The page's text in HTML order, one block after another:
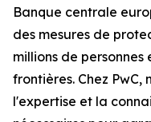
Banque centrale
des mesures de
millions de
frontières. Chez
l'expertise et la